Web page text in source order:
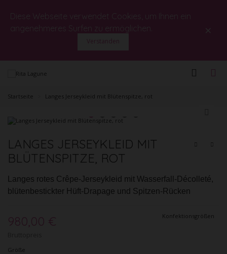
Diese Webseite verwendet Cookies, um Ihnen ein
angenehmeres Surfen zu ermöglichen.
Verstanden
×
Startseite Langes Jerseykleid mit Blütenspitze, rot
LANGES JERSEYKLEID MIT
BLÜTENSPITZE, ROT
Langes rotes Crêpe-Jerseykleid mit Wasserfall-Décolleté,
blütenbestickter Hüft-Drapage und Spitzen-Rücken
980,00 € Konfektionsgrößen
Größe